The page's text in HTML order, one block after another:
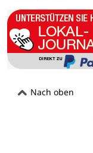
Nach oben